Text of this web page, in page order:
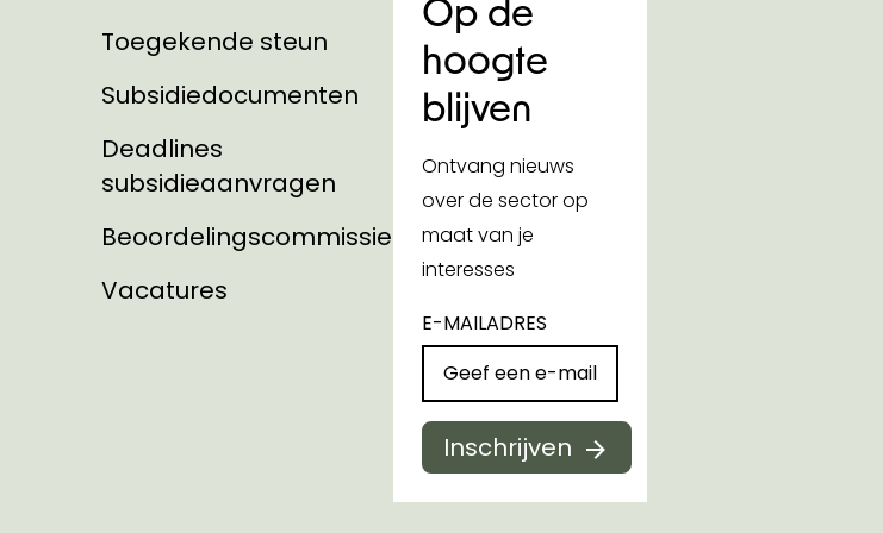
Toegekende steun
Subsidiedocumenten
Deadlines
subsidieaanvragen
Beoordelingscommissies
Vacatures
Op de
hoogte
blijven
Ontvang nieuws
over de sector op
maat van je
interesses
E-MAILADRES
Inschrijven